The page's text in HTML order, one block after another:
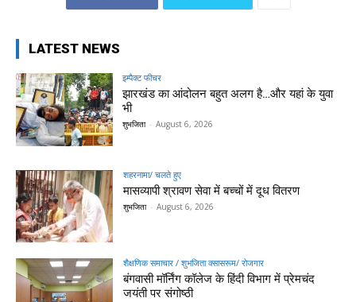
LATEST NEWS
इम्पैक्ट फीचर
झारखंड का आंदोलन बहुत अलग है…और यहां के युवा
भी
शुभजिता - August 6, 2026
शहरनामा/ चलते हुए
मासव्यापी श्रावण सेवा में बच्चों में दूध वितरण
शुभजिता - August 6, 2026
शैक्षणिक समाचार / शुभजिता क्सासरूम/ रोजगार
बंगवासी मॉर्निंग कॉलेज के हिंदी विभाग में प्रेमचंद
जयंती पर संगोष्ठी